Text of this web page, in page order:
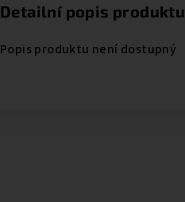
Detailní popis produktu
Popis produktu není dostupný